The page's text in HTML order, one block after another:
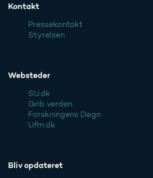
Kontakt
Pressekontakt
Styrelsen
Websteder
SU.dk
Grib verden
Forskningens Døgn
Ufm.dk
Bliv opdateret